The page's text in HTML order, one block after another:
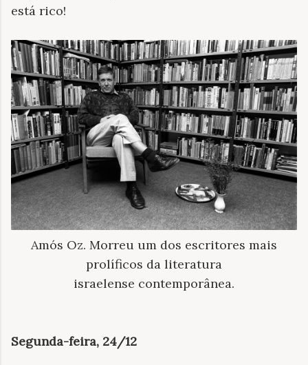
está rico!
Amós Oz. Morreu um dos escritores mais
prolíficos da literatura
israelense contemporânea.
Segunda-feira, 24/12